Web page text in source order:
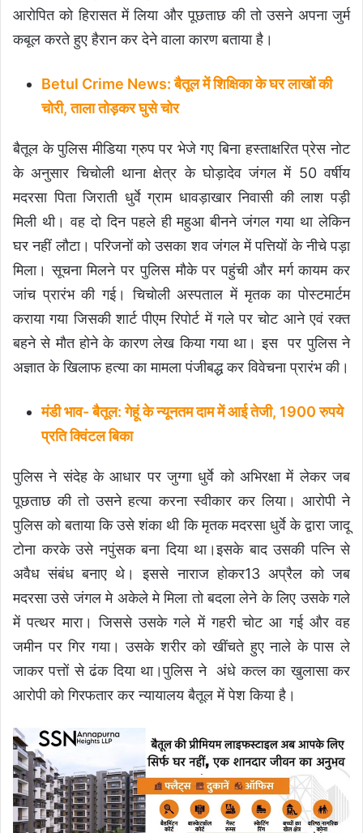
आरोपित को हिरासत में लिया और पूछताछ की तो उसने अपना जुर्म
कबूल करते हुए हैरान कर देने वाला कारण बताया है।
Betul Crime News: बैतूल में शिक्षिका के घर लाखों की
चोरी, ताला तोड़कर घुसे चोर
बैतूल के पुलिस मीडिया ग्रुप पर भेजे गए बिना हस्ताक्षरित प्रेस नोट
के अनुसार चिचाेली थाना क्षेत्र के घाेड़ादेव जंगल में 50 वर्षीय
मदरसा पिता जिराती धुर्वे ग्राम धावड़ाखार निवासी की लाश पड़ी
मिली थी। वह दो दिन पहले ही महुआ बीनने जंगल गया था लेकिन
घर नहीं लौटा। परिजनों को उसका शव जंगल में पत्तियों के नीचे पड़ा
मिला। सूचना मिलने पर पुलिस मौके पर पहुंची और मर्ग कायम कर
जांच प्रारंभ की गई। चिचोली अस्पताल में मृतक का पोस्टमार्टम
कराया गया जिसकी शार्ट पीएम रिपोर्ट में गले पर चोट आने एवं रक्त
बहने से मौत होने के कारण लेख किया गया था। इस पर पुलिस ने
अज्ञात के खिलाफ हत्या का मामला पंजीबद्ध कर विवेचना प्रारंभ की।
मंडी भाव- बैतूल: गेहूं के न्यूनतम दाम में आई तेजी, 1900 रुपये
प्रति क्विंटल बिका
पुलिस ने संदेह के आधार पर जुग्गा धुर्वे को अभिरक्षा में लेकर जब
पूछताछ की तो उसने हत्या करना स्वीकार कर लिया। आरोपी ने
पुलिस को बताया कि उसे शंका थी कि मृतक मदरसा धुर्वे के द्वारा जादू
टोना करके उसे नपुंसक बना दिया था।इसके बाद उसकी पत्नि से
अवैध संबंध बनाए थे। इससे नाराज होकर13 अप्रैल को जब
मदरसा उसे जंगल मे अकेले मे मिला तो बदला लेने के लिए उसके गले
में पत्थर मारा। जिससे उसके गले में गहरी चोट आ गई और वह
जमीन पर गिर गया। उसके शरीर को खींचते हुए नाले के पास ले
जाकर पत्तों से ढंक दिया था।पुलिस ने अंधे कत्ल का खुलासा कर
आरोपी को गिरफतार कर न्यायालय बैतूल में पेश किया है।